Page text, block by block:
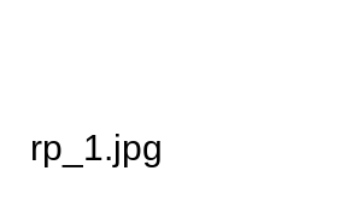
rp_1.jpg